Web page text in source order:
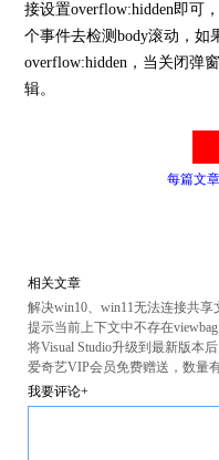
接设置overflow:hidden即可
个事件去检测body滚动，如
overflow:hidden，当关闭弹
辑。
每篇文
相关文章
解决win10、win11无法连接共享
提示当前上下文中不存在viewbag
将Visual Studio升级到最新版本
爱奇艺VIP会员免费赠送，数量
我要评论+